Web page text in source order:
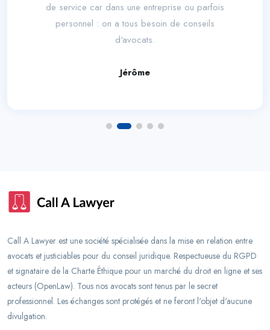
de service car dans une entreprise ou parfois
personnel : on a tous besoin de conseils
d'avocats.
Jérôme
Call A Lawyer est une société spécialisée dans la mise en relation entre
avocats et justiciables pour du conseil juridique. Respectueuse du RGPD
et signataire de la Charte Éthique pour un marché du droit en ligne et ses
acteurs (OpenLaw). Tous nos avocats sont tenus par le secret
professionnel. Les échanges sont protégés et ne feront l'objet d'aucune
divulgation.